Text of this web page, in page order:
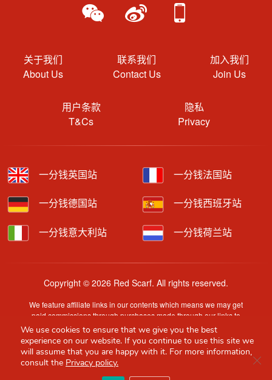
关于我们
About Us
联系我们
Contact Us
加入我们
Join Us
用户条款
T&Cs
隐私
Privacy
一分钱英国站 一分钱法国站
一分钱德国站 一分钱西班牙站
一分钱意大利站 一分钱荷兰站
Copyright © 2026 Red Scarf. All rights reserved.
We feature affiliate links in our contents which means we may get
paid commissions through purchases made through our links to
retailer sites.
Content is provided by users, brands or merchants. Some
information may have been generated by AI and is provided for
guidance only. Accuracy and availability may change without prior
We use cookies to ensure that we give you the best
experience on our website. If you continue to use this site we
will assume that you are happy with it. For more information,
consult the Privacy policy.